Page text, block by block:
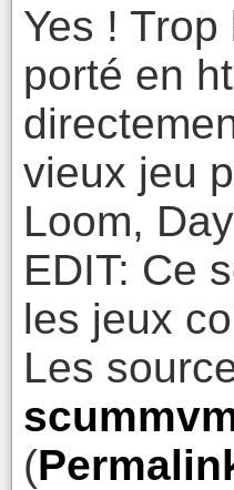
Yes !
porté en
vieux jeu
Loom,
EDIT: Ce
les jeux
Les
(